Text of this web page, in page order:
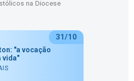
31/10
"a vocação
vida"